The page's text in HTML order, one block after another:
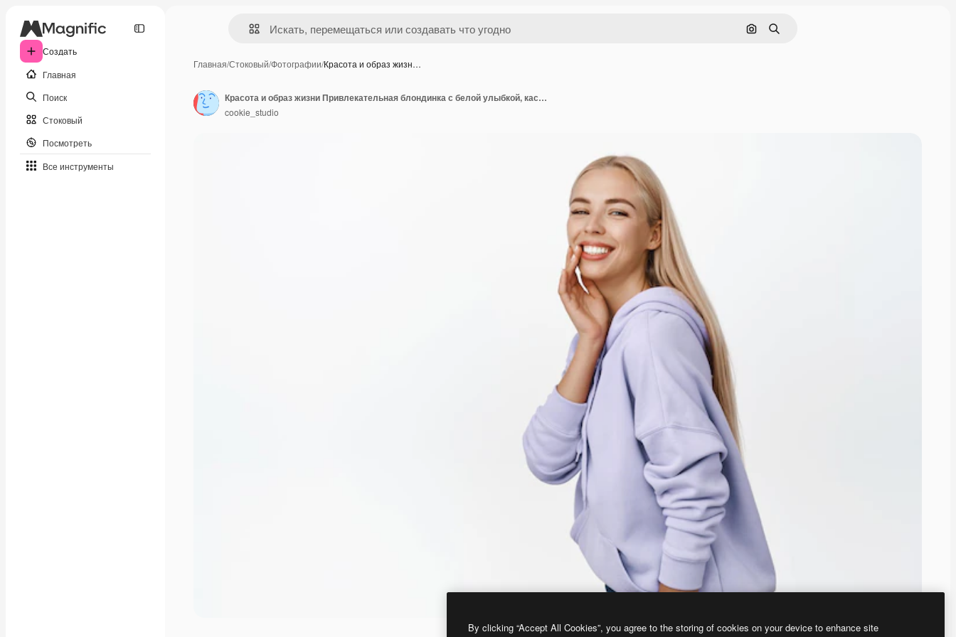
Создать
Главная
Поиск
Стоковый
Посмотреть
Все инструменты
Поиск по изображению
Поиск
Главная/Стоковый/Фотографии/Красота и образ жизн…
Красота и образ жизни Привлекательная блондинка с белой улыбкой, касающаяся чистого лица без макияжа, стоящая в повседневной одежде на белом фоне
cookie_studio
By clicking “Accept All Cookies”, you agree to the storing of cookies on your device to enhance site